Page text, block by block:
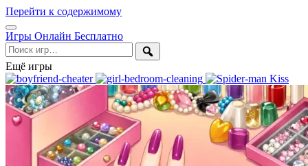
Перейти к содержимому
Открыть
меню
Игры Онлайн Бесплатно
Поиск
Ещё игры